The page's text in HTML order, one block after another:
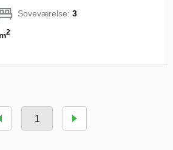
Soveværelse:3
2
1